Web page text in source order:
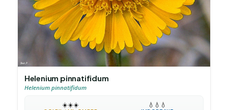
Helenium pinnatifidum
Helenium pinnatifidum
☀️☀️☀️ 💧 💧 💧